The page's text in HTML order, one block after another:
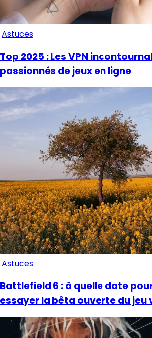
Astuces
Top 2025 : Les VPN
passionnés de jeux en ligne
Astuces
Battlefield 6 : à quelle date
essayer la bêta ouverte du jeu